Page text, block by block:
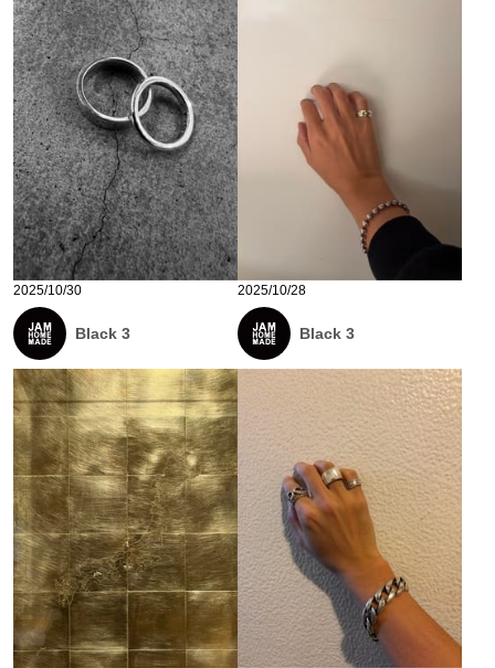
2025/10/30
Black 3
2025/10/28
Black 3